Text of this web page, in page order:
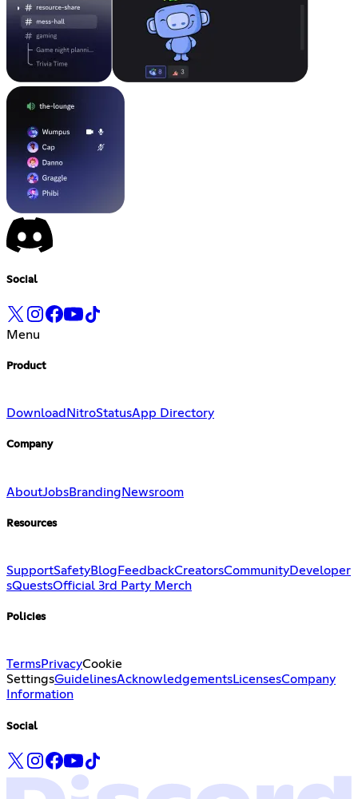
Social
Menu
Product
Download NitroStatusApp Directory
Company
AboutJobsBranding Newsroom
Resources
SupportSafetyBlog FeedbackCreatorsCommunityDeveloper
sQuestsOfficial 3rd Party Merch
Policies
TermsPrivacyCookie
SettingsGuidelinesAcknowledgementsLicensesCompany
Information
Social